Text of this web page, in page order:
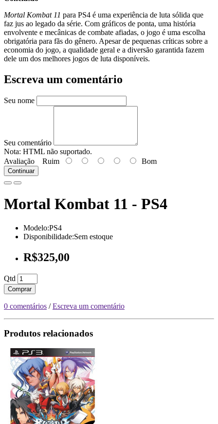
Mortal Kombat 11 para PS4 é uma experiência de luta sólida que
faz jus ao legado da série. Com gráficos de ponta, uma história
envolvente e mecânicas de combate afiadas, o jogo é uma escolha
obrigatória para fãs do gênero. Apesar de pequenas críticas sobre a
economia do jogo, a qualidade geral e a diversão garantida fazem
dele um dos melhores jogos de luta disponíveis.
Escreva um comentário
Seu nome
Seu comentário
Nota: HTML não suportado.
Avaliação Ruim Bom
Continuar
Mortal Kombat 11 - PS4
Modelo:PS4
Disponibilidade:Sem estoque
R$325,00
Qtd
Comprar
0 comentários /Escreva um comentário
Produtos relacionados